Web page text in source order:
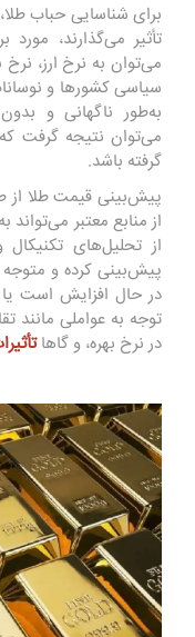
برای شناسایی حباب
تأثیر می‌گذارند، مورد
می‌توان به نرخ ارز،
سیاسی کشورها و
به‌طور ناگهانی و
می‌توان نتیجه گرفت
گرفته باشد.
پیش‌بینی قیمت طلا از
از منابع معتبر
از تحلیل‌های تکنیکال
پیش‌بینی کرده و
در حال افزایش است
توجه به عواملی مانند
در نرخ بهره، و گاها